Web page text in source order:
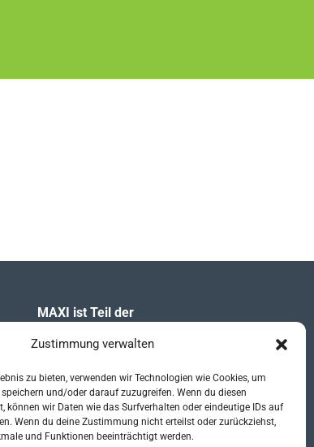
Zustimmung verwalten
zu bieten, verwenden wir Technologien wie Cookies, um
und/oder darauf zuzugreifen. Wenn du diesen
können wir Daten wie das Surfverhalten oder eindeutige IDs auf
Wenn du deine Zustimmung nicht erteilst oder zurückziehst,
und Funktionen beeinträchtigt werden.
MAXI ist Teil der